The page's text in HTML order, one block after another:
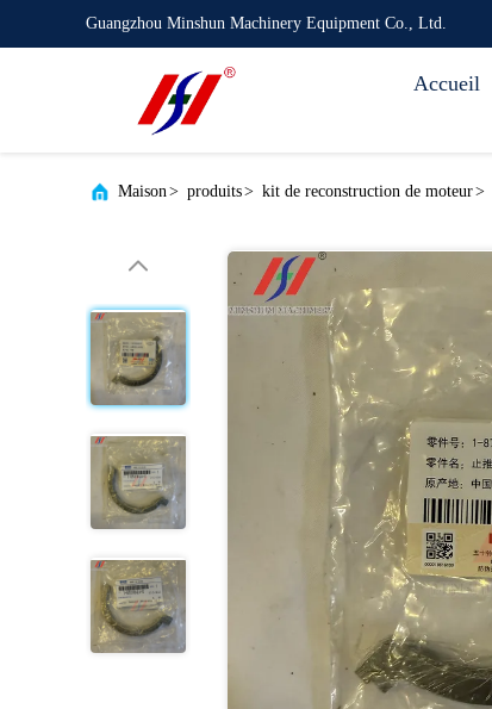
Guangzhou Minshun Machinery Equipment Co., Ltd.
Accueil
Maison> produits> kit de reconstruction de moteur>